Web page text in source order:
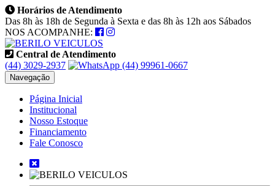
Horários de Atendimento
Das 8h às 18h de Segunda à Sexta e das 8h às 12h aos Sábados
NOS ACOMPANHE:
Central de Atendimento
(44) 3029-2937
(44) 99961-0667
Navegação
Página Inicial
Institucional
Nosso Estoque
Financiamento
Fale Conosco